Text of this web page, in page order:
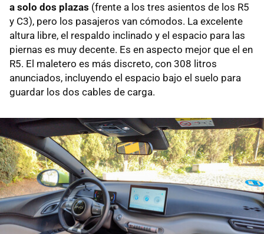
a solo dos plazas (frente a los tres asientos de los R5
y C3), pero los pasajeros van cómodos. La excelente
altura libre, el respaldo inclinado y el espacio para las
piernas es muy decente. Es en aspecto mejor que el en
R5. El maletero es más discreto, con 308 litros
anunciados, incluyendo el espacio bajo el suelo para
guardar los dos cables de carga.